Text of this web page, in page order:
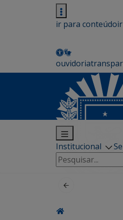
ir para conteúdo
ouvidoria
Institucional
Pesquisar
por: